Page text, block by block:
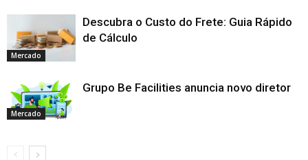
Mercado
Descubra o Custo do Frete: Guia Rápido
de Cálculo
Mercado
Grupo Be Facilities anuncia novo diretor